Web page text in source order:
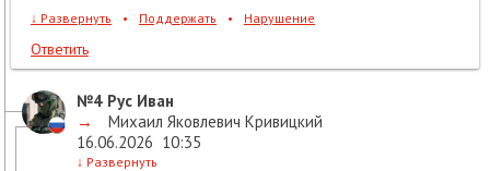
↓ Развернуть • Поддержать • Нарушение
Ответить
№4 Рус Иван
→
Михаил Яковлевич Кривицкий
16.06.2026 10:35
↓ Развернуть